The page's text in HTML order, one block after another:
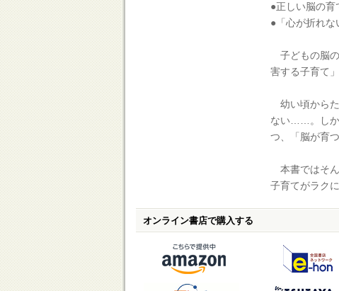
●正しい脳の育
●「心が折れな
子どもの脳
害する子育て
幼い頃から
ない……。しか
つ、「脳が育
本書ではそん
子育てがラク
オンライン書店で購入する